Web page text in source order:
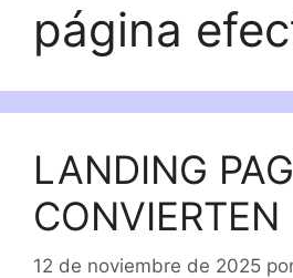
página
LANDING
CONVIERTEN
12 de noviembre de 2025